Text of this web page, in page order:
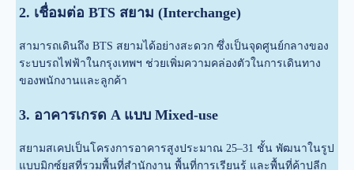
2. เชื่อมต่อ BTS สยาม (Interchange)
สามารถเดินถึง BTS สยามได้อย่างสะดวก ซึ่งเป็นจุดศูนย์กลางของ
ระบบรถไฟฟ้าในกรุงเทพฯ ช่วยเพิ่มความคล่องตัวในการเดินทาง
ของพนักงานและลูกค้า
3. อาคารเกรด A แบบ Mixed-use
สยามสเคปเป็นโครงการอาคารสูงประมาณ 25–31 ชั้น พัฒนาในรูป
แบบมิกซ์ยูสที่รวมพื้นที่สำนักงาน พื้นที่การเรียนรู้ และพื้นที่ค้าปลีก